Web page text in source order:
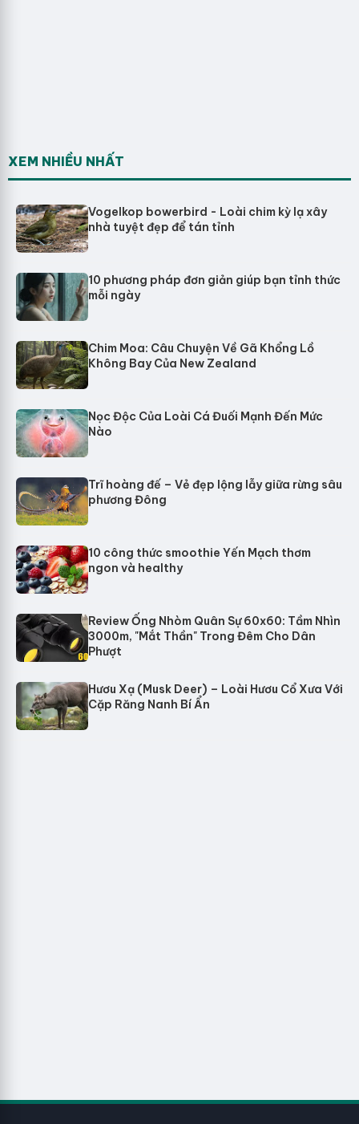
XEM NHIỀU NHẤT
Vogelkop bowerbird - Loài chim kỳ lạ xây
nhà tuyệt đẹp để tán tỉnh
10 phương pháp đơn giản giúp bạn tỉnh thức
mỗi ngày
Chim Moa: Câu Chuyện Về Gã Khổng Lồ
Không Bay Của New Zealand
Nọc Độc Của Loài Cá Đuối Mạnh Đến Mức
Nào
Trĩ hoàng đế – Vẻ đẹp lộng lẫy giữa rừng sâu
phương Đông
10 công thức smoothie Yến Mạch thơm
ngon và healthy
Review Ống Nhòm Quân Sự 60x60: Tầm Nhìn
3000m, "Mắt Thần" Trong Đêm Cho Dân
Phượt
Hươu Xạ (Musk Deer) – Loài Hươu Cổ Xưa Với
Cặp Răng Nanh Bí Ẩn